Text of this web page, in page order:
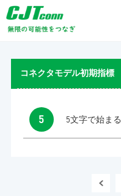
コネクタモデル初期指標
5 5文字で始ま